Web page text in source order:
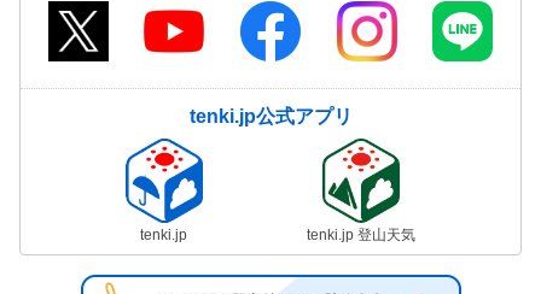
tenki.jp公式アプリ
tenki.jp tenki.jp 登山天気